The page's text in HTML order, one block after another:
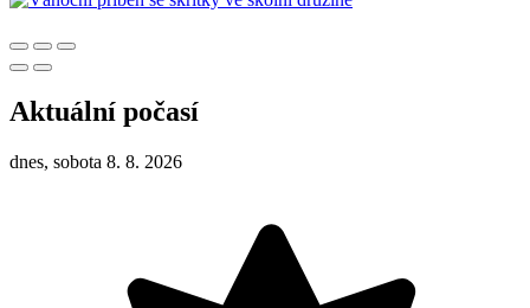
Aktuální počasí
dnes, sobota 8. 8. 2026